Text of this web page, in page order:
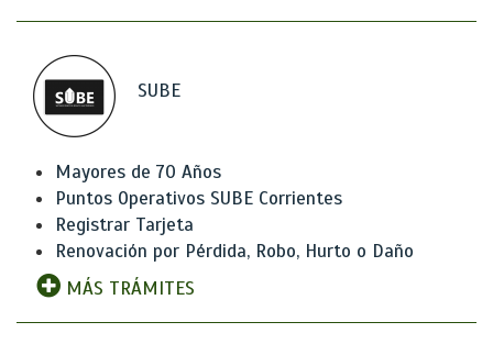
SUBE
Mayores de 70 Años
Puntos Operativos SUBE Corrientes
Registrar Tarjeta
Renovación por Pérdida, Robo, Hurto o Daño
MÁS TRÁMITES